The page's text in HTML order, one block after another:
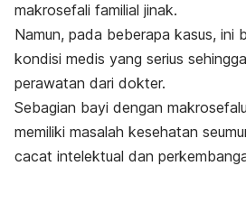
makrosefali familial jinak.
Namun, pada beberapa kasus, ini
kondisi medis yang serius
perawatan dari dokter.
Sebagian bayi dengan
memiliki masalah kesehatan
cacat intelektual dan